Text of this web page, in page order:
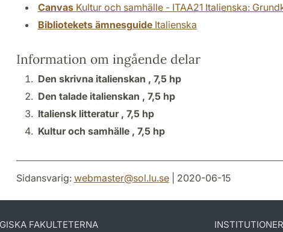
CanvasKultur och samhälle - ITAA21 Italienska:
Bibliotekets ämnesguideItalienska
Information om ingående delar
Den skrivna italienskan , 7,5 hp
Den talade italienskan , 7,5 hp
Italiensk litteratur , 7,5 hp
Kultur och samhälle , 7,5 hp
Sidansvarig: webmaster@sol.lu.se| 2020-06-15
FAKULTETERNA
INSTITUTIONER